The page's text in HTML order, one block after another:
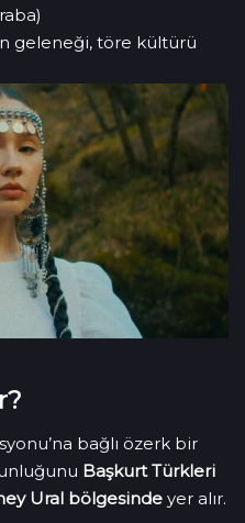
geleneği, töre kültürü
bağlı özerk bir
Başkurt Türkleri
Ural bölgesinde yer alır.